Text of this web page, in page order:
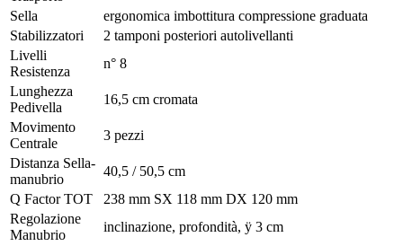
Sella
ergonomica imbottitura compressione graduata
Stabilizzatori
2 tamponi posteriori autolivellanti
Livelli
Resistenza
n° 8
Lunghezza
Pedivella
16,5 cm cromata
Movimento
Centrale
3 pezzi
Distanza Sella-
manubrio
40,5 / 50,5 cm
Q Factor TOT
238 mm SX 118 mm DX 120 mm
Regolazione
Manubrio
inclinazione, profondità, ÿ 3 cm